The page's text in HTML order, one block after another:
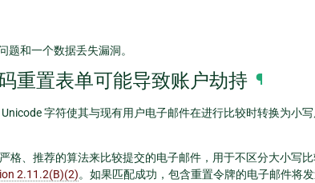
题和一个数据丢失漏洞。
重置表单可能导致账户劫持 ¶
字符使其与现有用户电子邮件在进行比较时转换为小
格、推荐的算法来比较提交的电子邮件，用于不区分大小写
2.11.2(B)(2)。如果匹配成功，包含重置令牌的电子邮件将